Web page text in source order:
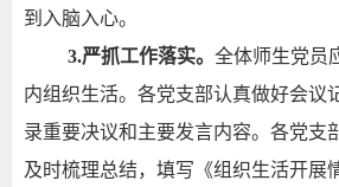
到入脑入心。
3.严抓工作落实。 全体师生党员
内组织生活。各党支部认真做好会议
录重要决议和主要发言内容。各党支
及时梳理总结，填写《组织生活开展